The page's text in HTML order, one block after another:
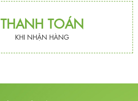
THANH TOÁN
KHI NHẬN HÀNG